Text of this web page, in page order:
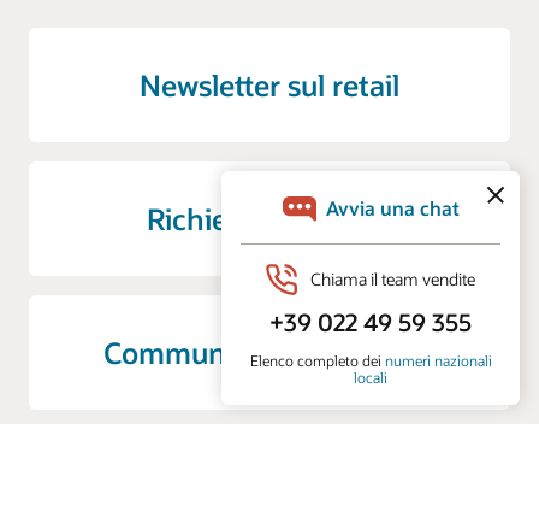
Newsletter sul retail
Richiedi una demo
Community Oracle Retail